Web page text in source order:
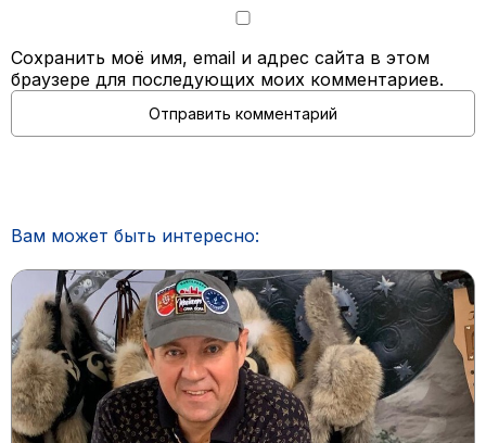
Сохранить моё имя, email и адрес сайта в этом
браузере для последующих моих комментариев.
Вам может быть интересно: